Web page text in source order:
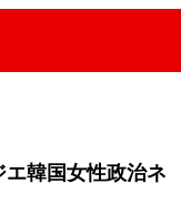
エ韓国女性政治ネ